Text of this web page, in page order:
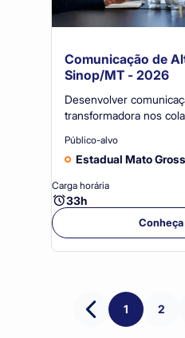
Comunicação de
Sinop/MT - 2026
Desenvolver
transformadora nos
reuniões, com impacto
organizacional e no
Público-alvo
Estadual Mato
Carga horária
33h
1 2